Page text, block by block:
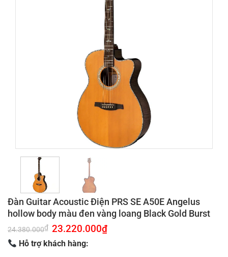
Đàn Guitar Acoustic Điện PRS SE A50E Angelus
hollow body màu đen vàng loang Black Gold Burst
24.380.000₫ Giá
gốc
là:
24.380.000₫.
23.220.000₫Giá
Hỗ trợ khách hàng: